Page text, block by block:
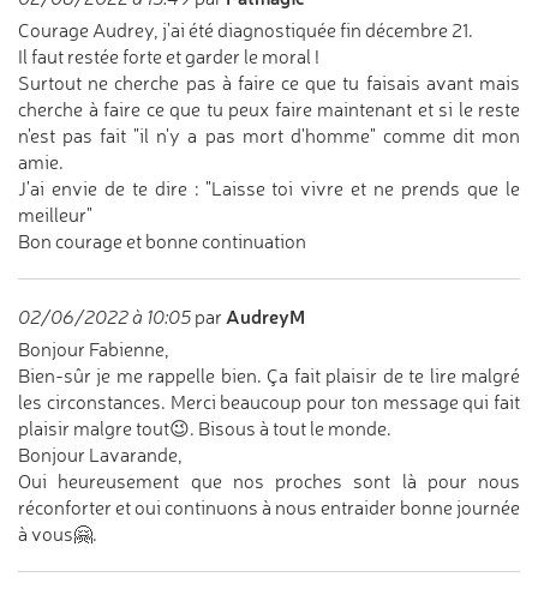
Courage Audrey, j'ai été diagnostiquée fin décembre 21.
Il faut restée forte et garder le moral !
Surtout ne cherche pas à faire ce que tu faisais avant mais
cherche à faire ce que tu peux faire maintenant et si le reste
n'est pas fait "il n'y a pas mort d'homme" comme dit mon
amie.
J'ai envie de te dire : "Laisse toi vivre et ne prends que le
meilleur"
Bon courage et bonne continuation
02/06/2022 à 10:05 par AudreyM
Bonjour Fabienne,
Bien-sûr je me rappelle bien. Ça fait plaisir de te lire malgré
les circonstances. Merci beaucoup pour ton message qui fait
plaisir malgre tout😉. Bisous à tout le monde.
Bonjour Lavarande,
Oui heureusement que nos proches sont là pour nous
réconforter et oui continuons à nous entraider bonne journée
à vous🤗.